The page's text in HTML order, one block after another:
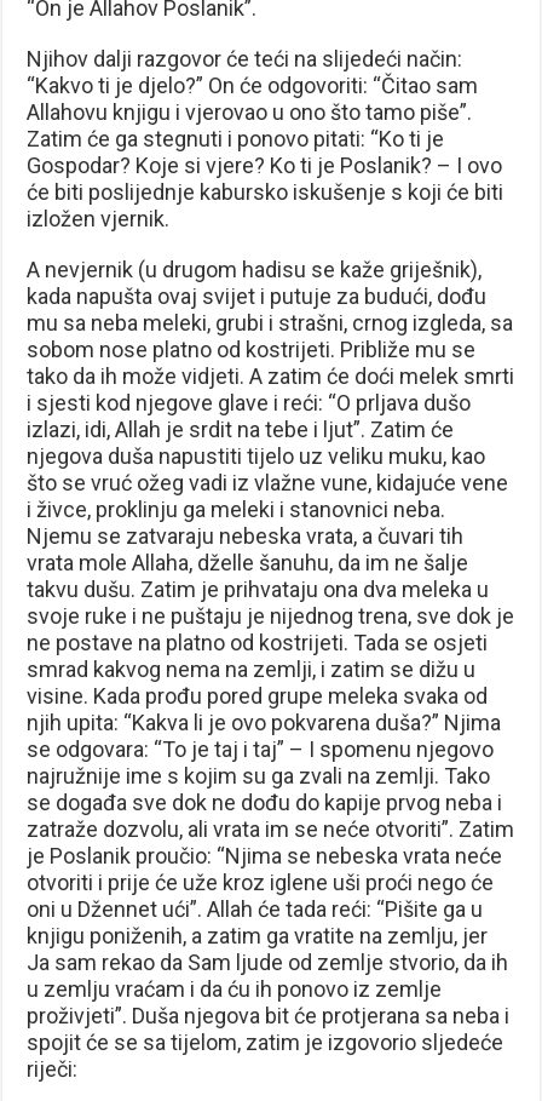
“On je Allahov Poslanik”.
Njihov dalji razgovor će teći na slijedeći način:
“Kakvo ti je djelo?” On će odgovoriti: “Čitao sam
Allahovu knjigu i vjerovao u ono što tamo piše”.
Zatim će ga stegnuti i ponovo pitati: “Ko ti je
Gospodar? Koje si vjere? Ko ti je Poslanik? – I ovo
će biti poslijednje kabursko iskušenje s koji će biti
izložen vjernik.
A nevjernik (u drugom hadisu se kaže griješnik),
kada napušta ovaj svijet i putuje za budući, dođu
mu sa neba meleki, grubi i strašni, crnog izgleda, sa
sobom nose platno od kostrijeti. Približe mu se
tako da ih može vidjeti. A zatim će doći melek smrti
i sjesti kod njegove glave i reći: “O prljava dušo
izlazi, idi, Allah je srdit na tebe i ljut”. Zatim će
njegova duša napustiti tijelo uz veliku muku, kao
što se vruć ožeg vadi iz vlažne vune, kidajuće vene
i živce, proklinju ga meleki i stanovnici neba.
Njemu se zatvaraju nebeska vrata, a čuvari tih
vrata mole Allaha, dželle šanuhu, da im ne šalje
takvu dušu. Zatim je prihvataju ona dva meleka u
svoje ruke i ne puštaju je nijednog trena, sve dok je
ne postave na platno od kostrijeti. Tada se osjeti
smrad kakvog nema na zemlji, i zatim se dižu u
visine. Kada prođu pored grupe meleka svaka od
njih upita: “Kakva li je ovo pokvarena duša?” Njima
se odgovara: “To je taj i taj” – I spomenu njegovo
najružnije ime s kojim su ga zvali na zemlji. Tako
se događa sve dok ne dođu do kapije prvog neba i
zatraže dozvolu, ali vrata im se neće otvoriti”. Zatim
je Poslanik proučio: “Njima se nebeska vrata neće
otvoriti i prije će uže kroz iglene uši proći nego će
oni u Džennet ući”. Allah će tada reći: “Pišite ga u
knjigu poniženih, a zatim ga vratite na zemlju, jer
Ja sam rekao da Sam ljude od zemlje stvorio, da ih
u zemlju vraćam i da ću ih ponovo iz zemlje
proživjeti”. Duša njegova bit će protjerana sa neba i
spojit će se sa tijelom, zatim je izgovorio sljedeće
riječi: